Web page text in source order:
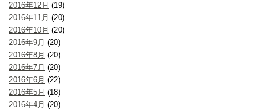
2016年12月 (19)
2016年11月 (20)
2016年10月 (20)
2016年9月 (20)
2016年8月 (20)
2016年7月 (20)
2016年6月 (22)
2016年5月 (18)
2016年4月 (20)